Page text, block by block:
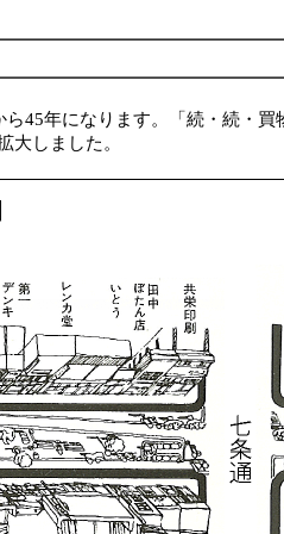
45年になります。「続・続・
大しました。